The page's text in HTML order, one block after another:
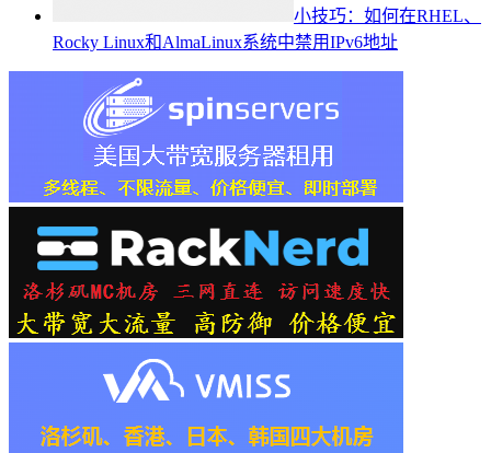
小技巧：如何在RHEL、
Rocky Linux和AlmaLinux系统中禁用IPv6地址